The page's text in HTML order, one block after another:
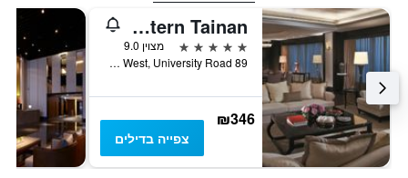
Shangri-La Far Eastern Tainan
5 כוכבים
מצוין 9.0
89 Section West, University Road, טאינאן, טייוואן
₪346
צפייה בדילים